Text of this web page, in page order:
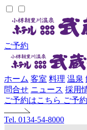
ご予約
ホーム 客室 料理 温泉
問合せ ニュース 採用
ご予約はこちら ご予
Tel. 0134-54-8000